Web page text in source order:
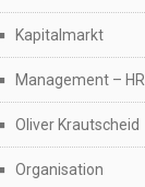
Kapitalmarkt
Management – HR
Oliver Krautscheid
Organisation